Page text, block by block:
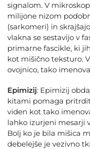
signalom. V
milijone nizom
(sarkomeri) in
vlakna se sestavijo v
primarne fascikle, ki
kot mišično teksturo.
ovojnico, tako
Epimizij: Epimizij
kitami pomaga
viden kot tako
lahko izurjeni mesarji
Bolj ko je bila mišica
debelejše je vezivno